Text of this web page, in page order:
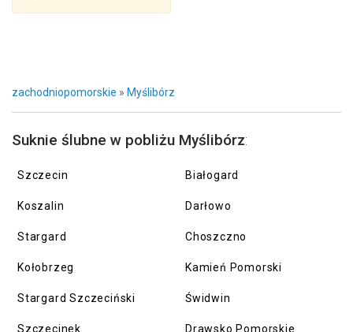
zachodniopomorskie » Myślibórz
Suknie ślubne w pobliżu Myślibórz:
Szczecin
Koszalin
Stargard
Kołobrzeg
Stargard Szczeciński
Szczecinek
Białogard
Darłowo
Choszczno
Kamień Pomorski
Świdwin
Drawsko Pomorskie